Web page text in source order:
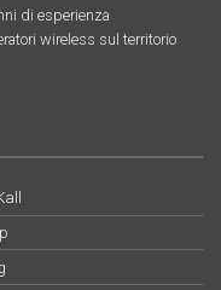
di esperienza
wireless sul territorio